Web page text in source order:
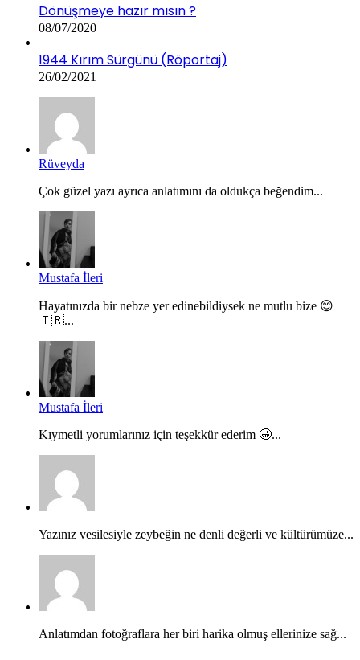
Dönüşmeye hazır mısın ?
08/07/2020
1944 Kırım Sürgünü (Röportaj)
26/02/2021
Rüveyda
Çok güzel yazı ayrıca anlatımını da oldukça beğendim...
Mustafa İleri
Hayatınızda bir nebze yer edinebildiysek ne mutlu bize 😊
🇹🇷...
Mustafa İleri
Kıymetli yorumlarınız için teşekkür ederim 🤩...
Yazınız vesilesiyle zeybeğin ne denli değerli ve kültürümüze...
Anlatımdan fotoğraflara her biri harika olmuş ellerinize sağ...